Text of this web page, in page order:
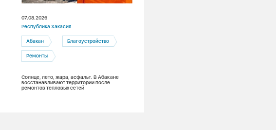
07.08.2026
Республика Хакасия
Абакан Благоустройство
Ремонты
Солнце, лето, жара, асфальт. В Абакане
восстанавливают территории после
ремонтов тепловых сетей